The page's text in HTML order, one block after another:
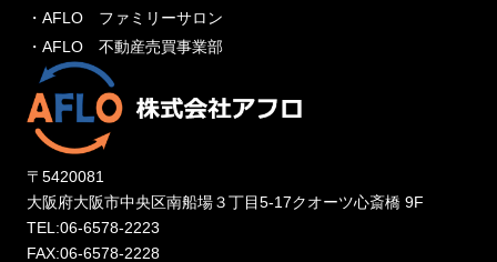
・AFLO ファミリーサロン
・AFLO 不動産売買事業部
〒5420081
大阪府大阪市中央区南船場３丁目5-17クオーツ心斎橋 9F
TEL:06-6578-2223
FAX:06-6578-2228